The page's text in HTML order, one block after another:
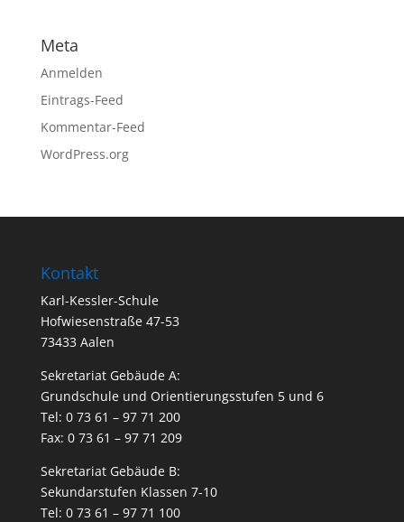
Meta
Anmelden
Eintrags-Feed
Kommentar-Feed
WordPress.org
Kontakt
Karl-Kessler-Schule
Hofwiesenstraße 47-53
73433 Aalen
Sekretariat Gebäude A:
Grundschule und Orientierungsstufen 5 und 6
Tel: 0 73 61 – 97 71 200
Fax: 0 73 61 – 97 71 209
Sekretariat Gebäude B:
Sekundarstufen Klassen 7-10
Tel: 0 73 61 – 97 71 100